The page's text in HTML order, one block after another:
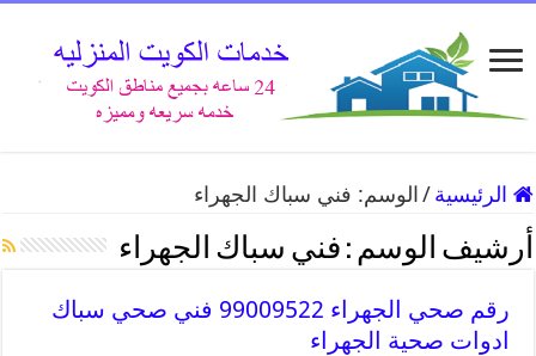
الرئيسية / الوسم: فني سباك الجهراء
أرشيف الوسم : فني سباك الجهراء
رقم صحي الجهراء 99009522 فني صحي سباك
ادوات صحية الجهراء